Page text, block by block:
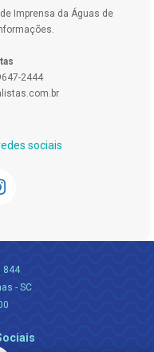
Imprensa da Águas de
2444
sociais
844
- SC